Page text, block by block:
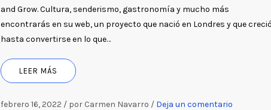
and Grow. Cultura, senderismo, gastronomía y mucho más
encontrarás en su web, un proyecto que nació en Londres y que
hasta convertirse en lo que…
LEER MÁS
febrero 16, 2022 / por Carmen Navarro / Deja un comentario